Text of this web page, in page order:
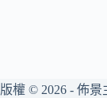
版權 © 2026 - 佈景